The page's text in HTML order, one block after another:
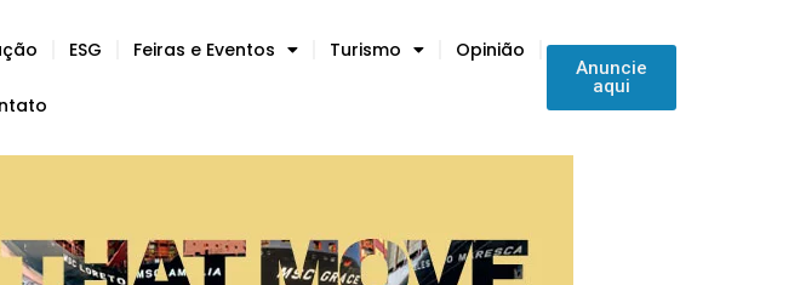
ESG Feiras e Eventos Turismo Opinião
Anuncie
aqui